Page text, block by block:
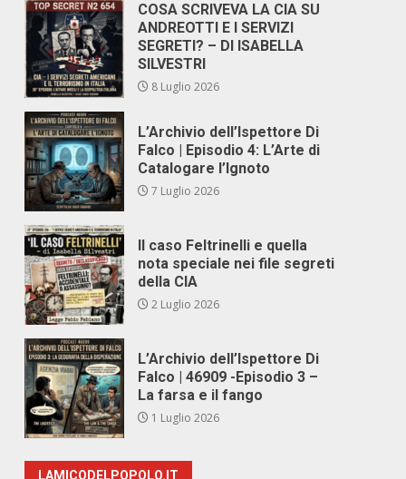
COSA SCRIVEVA LA CIA SU
ANDREOTTI E I SERVIZI
SEGRETI? – DI ISABELLA
SILVESTRI
8 Luglio 2026
L’Archivio dell’Ispettore Di
Falco | Episodio 4: L’Arte di
Catalogare l’Ignoto
7 Luglio 2026
Il caso Feltrinelli e quella
nota speciale nei file segreti
della CIA
2 Luglio 2026
L’Archivio dell’Ispettore Di
Falco | 46909 -Episodio 3 –
La farsa e il fango
1 Luglio 2026
LAMICODELPOPOLO.IT